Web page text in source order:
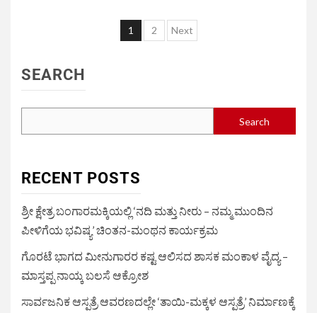
1 2 Next
SEARCH
Search
RECENT POSTS
ಶ್ರೀ ಕ್ಷೇತ್ರ ಬಂಗಾರಮಕ್ಕಿಯಲ್ಲಿ ‘ನದಿ ಮತ್ತು ನೀರು – ನಮ್ಮ ಮುಂದಿನ
ಪೀಳಿಗೆಯ ಭವಿಷ್ಯ’ ಚಿಂತನ-ಮಂಥನ ಕಾರ್ಯಕ್ರಮ
ಗೊರಟೆ ಭಾಗದ ಮೀನುಗಾರರ ಕಷ್ಟ ಆಲಿಸದ ಶಾಸಕ ಮಂಕಾಳ ವೈದ್ಯ –
ಮಾಸ್ತಪ್ಪ ನಾಯ್ಕ ಬಲಸೆ ಆಕ್ರೋಶ
ಸಾರ್ವಜನಿಕ ಆಸ್ಪತ್ರೆ ಆವರಣದಲ್ಲೇ ‘ತಾಯಿ-ಮಕ್ಕಳ ಆಸ್ಪತ್ರೆ’ ನಿರ್ಮಾಣಕ್ಕೆ